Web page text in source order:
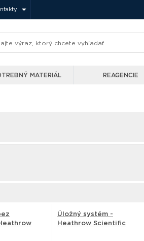
MATERIÁL REAGENCIE
Úložný systém -
Heathrow Scientific